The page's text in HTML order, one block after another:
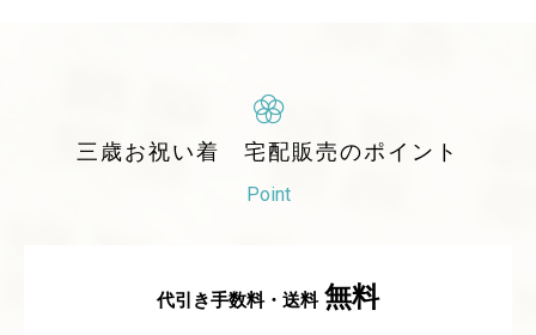
三歳お祝い着 宅配販売のポイント
Point
代引き手数料・送料 無料